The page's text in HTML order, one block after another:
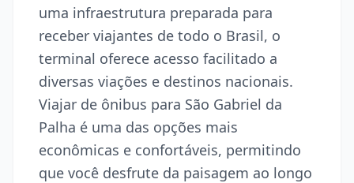
uma infraestrutura preparada para
receber viajantes de todo o Brasil, o
terminal oferece acesso facilitado a
diversas viações e destinos nacionais.
Viajar de ônibus para São Gabriel da
Palha é uma das opções mais
econômicas e confortáveis, permitindo
que você desfrute da paisagem ao longo